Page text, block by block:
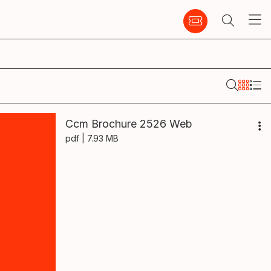
Ccm Brochure 2526 Web
pdf | 7.93 MB